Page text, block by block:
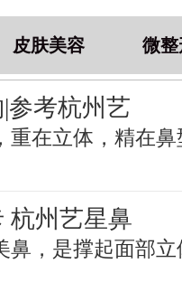
皮肤美容 微
参考杭州艺
重在立体，精在
杭州艺星鼻
鼻，是撑起面部